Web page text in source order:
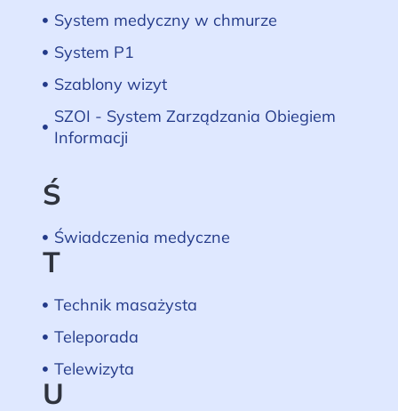
System medyczny w chmurze
System P1
Szablony wizyt
SZOI - System Zarządzania Obiegiem
Informacji
Ś
Świadczenia medyczne
T
Technik masażysta
Teleporada
Telewizyta
U